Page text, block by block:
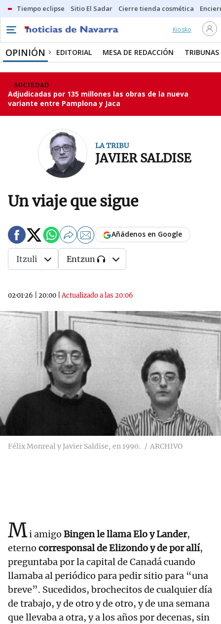
Tiempo eclipse Sitio El Sadar Cierre tienda cosmética
Kiosko
OPINIÓN EDITORIAL MESA DE REDACCIÓN TRIBUNAS
SOCIEDAD
Adjudicadas por 135 millones las obras de la nueva
variante entre Pamplona y Jaca
LA TRIBU
JAVIER SALDISE
Un viaje que sigue
02·01·26 20:00 |Actualizado a las 20:06
Añádenos en Google
Itzuli Entzun
Félix Monreal y Javier Saldise, en 1990. ARCHIVO
Mi amigo Bingen le llama Elo y Lander,
eterno corresponsal de Elizondo y de por allí,
preguntaba por la capital de Canadá cuando
llamaba al periódico para pedir sitio para “una
breve”. Sucedidos, brochecitos de cualquier día
de trabajo, y de otro y de otro, y de una semana
que llevaba a otra, y a los años por decenas, sin